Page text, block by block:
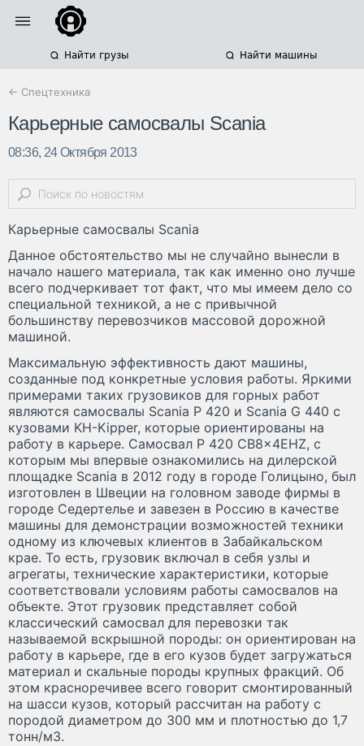
Найти грузы Найти машины
← Спецтехника
Карьерные самосвалы Scania
08:36, 24 Октября 2013
Карьерные самосвалы Scania
Данное обстоятельство мы не случайно вынесли в
начало нашего материала, так как именно оно лучше
всего подчеркивает тот факт, что мы имеем дело со
специальной техникой, а не с привычной
большинству перевозчиков массовой дорожной
машиной.
Максимальную эффективность дают машины,
созданные под конкретные условия работы. Яркими
примерами таких грузовиков для горных работ
являются самосвалы Scania P 420 и Scania G 440 c
кузовами KH-Kipper, которые ориентированы на
работу в карьере. Самосвал P 420 CB8x4EHZ, с
которым мы впервые ознакомились на дилерской
площадке Scania в 2012 году в городе Голицыно, был
изготовлен в Швеции на головном заводе фирмы в
городе Седертелье и завезен в Россию в качестве
машины для демонстрации возможностей техники
одному из ключевых клиентов в Забайкальском
крае. То есть, грузовик включал в себя узлы и
агрегаты, технические характеристики, которые
соответствовали условиям работы самосвалов на
объекте. Этот грузовик представляет собой
классический самосвал для перевозки так
называемой вскрышной породы: он ориентирован на
работу в карьере, где в его кузов будет загружаться
материал и скальные породы крупных фракций. Об
этом красноречивее всего говорит смонтированный
на шасси кузов, который рассчитан на работу с
породой диаметром до 300 мм и плотностью до 1,7
тонн/м3.